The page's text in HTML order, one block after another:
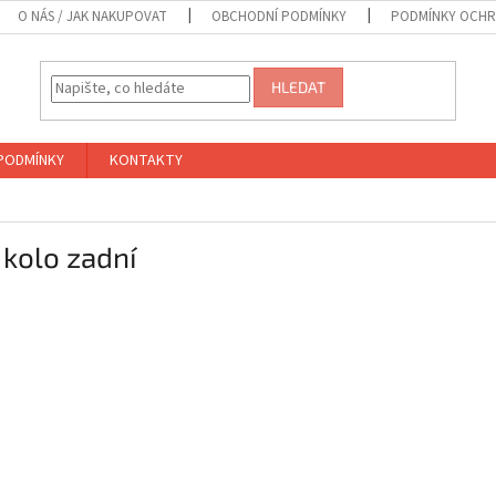
O NÁS / JAK NAKUPOVAT OBCHODNÍ PODMÍNKY PODMÍNKY
HLEDAT
KONTAKTY
zadní